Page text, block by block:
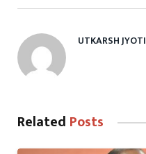
UTKARSH JYOTI
Related Posts